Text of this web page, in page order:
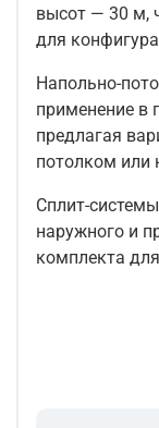
высот — 30 м,
для
Напольно-
применение в
предлагая
потолком или
Сплит-
наружного и
комплекта